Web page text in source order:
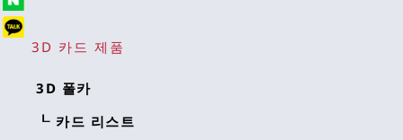
3D 카드 제품
3D 폴카
┖ 카드 리스트